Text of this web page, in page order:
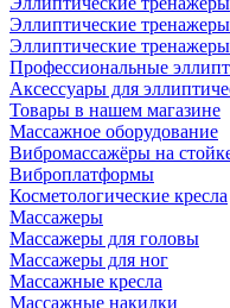
Эллиптические
Эллиптические
Профессиональные
Аксессуары для
Товары в нашем магазине
Массажное оборудование
Вибромассажёры на
Виброплатформы
Косметологические кресла
Массажеры
Массажеры для головы
Массажеры для ног
Массажные кресла
Массажные накидки